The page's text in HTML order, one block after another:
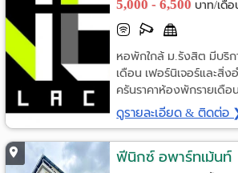
5,000 - 6,500 บาท/เดือ
หอพักใกล้ ม.รังสิต มีบริก
เดือน เฟอร์นิเจอร์และสิ่
ครันราคาห้องพักรายเดือน
ดูรายละเอียด & ติดต่อ
ฟีนิกซ์ อพาร์ทเม้นท์